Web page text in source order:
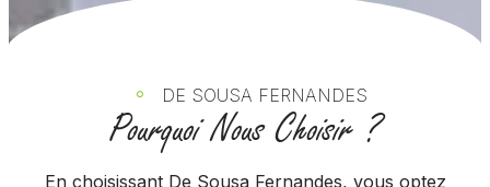
DE SOUSA FERNANDES
Pourquoi Nous Choisir ?
En choisissant De Sousa Fernandes, vous optez